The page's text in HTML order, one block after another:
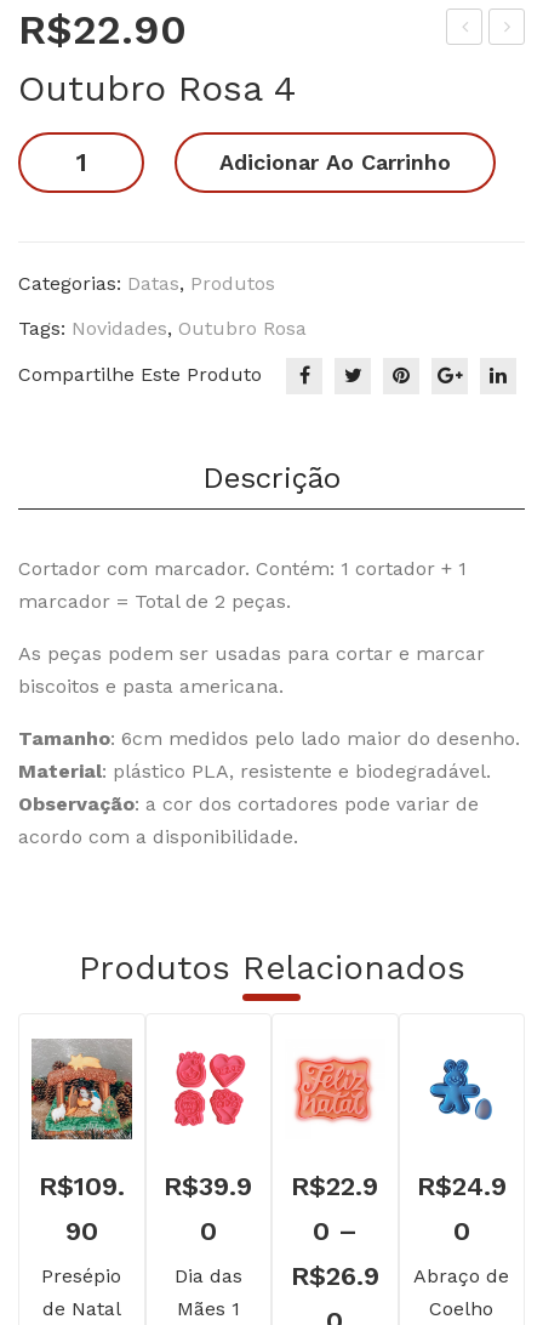
Ros
Azu
R$22.90
Outubro Rosa 4
Outubro
Rosa
Adicionar Ao Carrinho
Categorias: Datas, Produtos
Tags: Novidades, Outubro Rosa
Compartilhe Este Produto
Descrição
Cortador com marcador. Contém: 1 cortador + 1
marcador = Total de 2 peças.
As peças podem ser usadas para cortar e marcar
biscoitos e pasta americana.
Tamanho: 6cm medidos pelo lado maior do desenho.
Material: plástico PLA, resistente e biodegradável.
Observação: a cor dos cortadores pode variar de
acordo com a disponibilidade.
Produtos Relacionados
R$109.
90
Presépio
de Natal
R$39.9
0
Dia das
Mães 1
R$22.9
0 –
R$26.9
R$24.9
0
Abraço de
Coelho